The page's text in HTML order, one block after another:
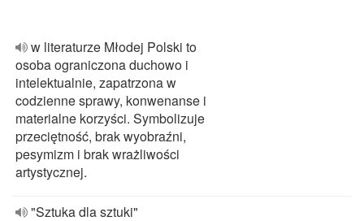
w literaturze Młodej Polski to
osoba ograniczona duchowo i
intelektualnie, zapatrzona w
codzienne sprawy, konwenanse i
materialne korzyści. Symbolizuje
przeciętność, brak wyobraźni,
pesymizm i brak wrażliwości
artystycznej.
"Sztuka dla sztuki"